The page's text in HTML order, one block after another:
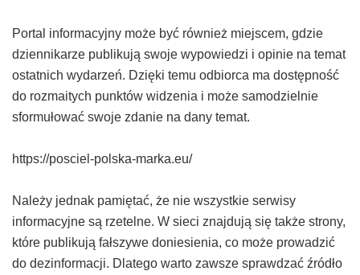
Portal informacyjny może być również miejscem, gdzie
dziennikarze publikują swoje wypowiedzi i opinie na temat
ostatnich wydarzeń. Dzięki temu odbiorca ma dostępność
do rozmaitych punktów widzenia i może samodzielnie
sformułować swoje zdanie na dany temat.
https://posciel-polska-marka.eu/
Należy jednak pamiętać, że nie wszystkie serwisy
informacyjne są rzetelne. W sieci znajdują się także strony,
które publikują fałszywe doniesienia, co może prowadzić
do dezinformacji. Dlatego warto zawsze sprawdzać źródło